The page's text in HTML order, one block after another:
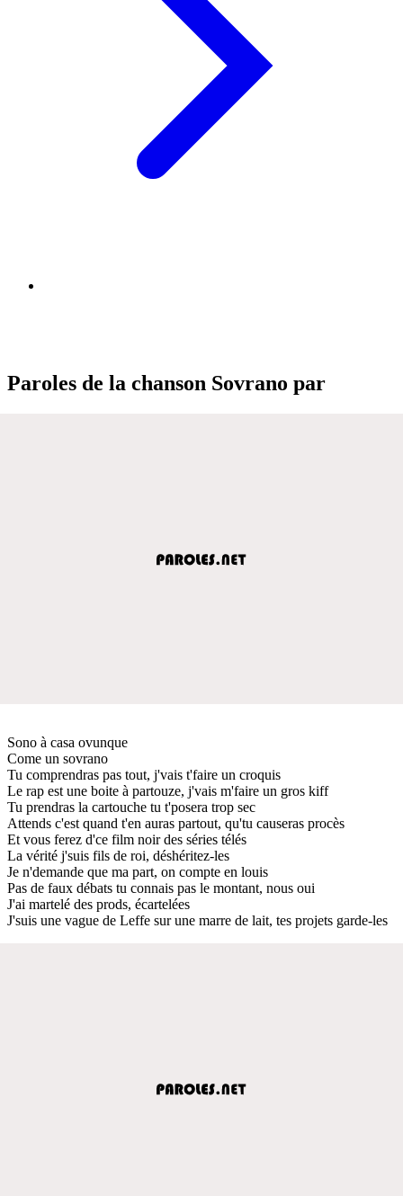
Paroles de la chanson Sovrano par
Sono à casa ovunque
Come un sovrano
Tu comprendras pas tout, j'vais t'faire un croquis
Le rap est une boite à partouze, j'vais m'faire un gros kiff
Tu prendras la cartouche tu t'posera trop sec
Attends c'est quand t'en auras partout, qu'tu causeras procès
Et vous ferez d'ce film noir des séries télés
La vérité j'suis fils de roi, déshéritez-les
Je n'demande que ma part, on compte en louis
Pas de faux débats tu connais pas le montant, nous oui
J'ai martelé des prods, écartelées
J'suis une vague de Leffe sur une marre de lait, tes projets garde-les